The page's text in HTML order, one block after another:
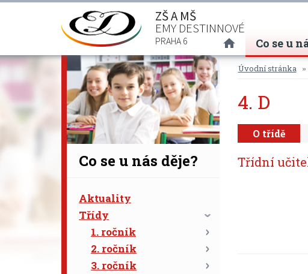
ZŠ A MŠ
EMY DESTINNOVÉ
PRAHA 6 (current)
Co se u
Co se u nás děje?
Aktuality
Třídy
1. ročník
2. ročník
3. ročník
Úvodní stránka
4. D
O třídě
Třídní